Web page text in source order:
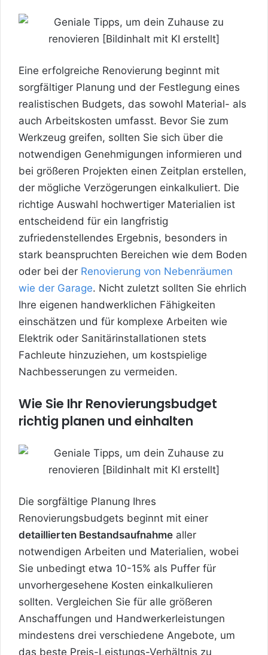
Eine erfolgreiche Renovierung beginnt mit
sorgfältiger Planung und der Festlegung eines
realistischen Budgets, das sowohl Material- als
auch Arbeitskosten umfasst. Bevor Sie zum
Werkzeug greifen, sollten Sie sich über die
notwendigen Genehmigungen informieren und
bei größeren Projekten einen Zeitplan erstellen,
der mögliche Verzögerungen einkalkuliert. Die
richtige Auswahl hochwertiger Materialien ist
entscheidend für ein langfristig
zufriedenstellendes Ergebnis, besonders in
stark beanspruchten Bereichen wie dem Boden
oder bei der Renovierung von Nebenräumen
wie der Garage. Nicht zuletzt sollten Sie ehrlich
Ihre eigenen handwerklichen Fähigkeiten
einschätzen und für komplexe Arbeiten wie
Elektrik oder Sanitärinstallationen stets
Fachleute hinzuziehen, um kostspielige
Nachbesserungen zu vermeiden.
Wie Sie Ihr Renovierungsbudget
richtig planen und einhalten
Die sorgfältige Planung Ihres
Renovierungsbudgets beginnt mit einer
detaillierten Bestandsaufnahme aller
notwendigen Arbeiten und Materialien, wobei
Sie unbedingt etwa 10-15% als Puffer für
unvorhergesehene Kosten einkalkulieren
sollten. Vergleichen Sie für alle größeren
Anschaffungen und Handwerkerleistungen
mindestens drei verschiedene Angebote, um
das beste Preis-Leistungs-Verhältnis zu